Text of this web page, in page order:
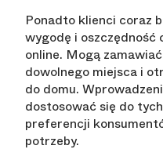
Ponadto klienci coraz
wygodę i oszczędność
online. Mogą
dowolnego miejsca i
do domu.
dostosować się do
preferencji
potrzeby.